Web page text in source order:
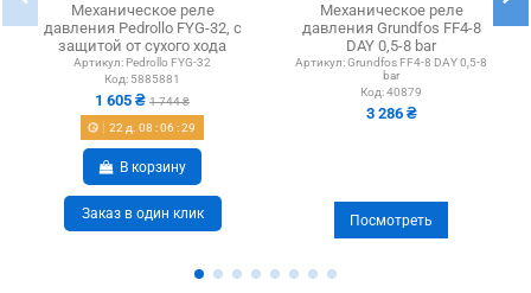
Механическое реле
давления Pedrollo FYG-32, с
защитой от сухого хода
Артикул: Pedrollo FYG-32
Код: 5885881
1 605 ₴ 1 744 ₴
22 д. 08 :06 :29
В корзину
Заказ в один клик
Механическое реле
давления Grundfos FF4-8
DAY 0,5-8 bar
Артикул:Grundfos FF4-8 DAY 0,5-8
bar
Код:40879
3 286 ₴
Посмотреть